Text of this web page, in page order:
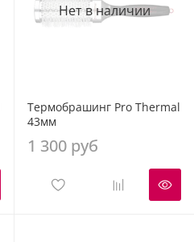
Нет в наличии
Термобрашинг Pro Thermal
43мм
1 300 руб